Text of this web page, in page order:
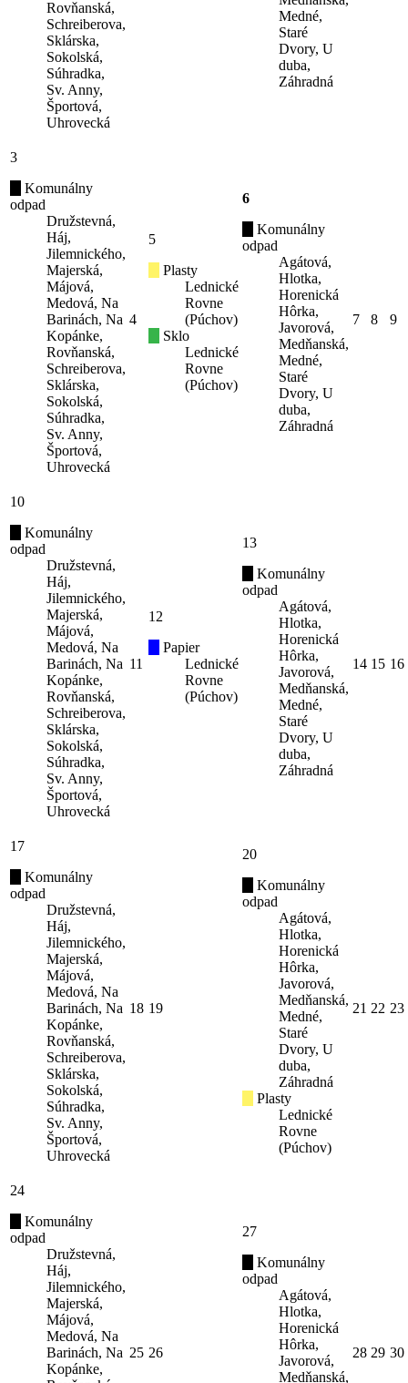
Rovňanská,
Schreiberova,
Sklárska,
Sokolská,
Súhradka,
Sv. Anny,
Športová,
Uhrovecká
Medné,
Staré
Dvory, U
duba,
Záhradná
3
Komunálny
odpad
Družstevná,
Háj,
Jilemnického,
Majerská,
Májová,
Medová, Na
Barinách, Na
Kopánke,
Rovňanská,
Schreiberova,
Sklárska,
Sokolská,
Súhradka,
Sv. Anny,
Športová,
Uhrovecká
4
5
Plasty
Lednické
Rovne
(Púchov)
Sklo
Lednické
Rovne
(Púchov)
6
Komunálny
odpad
Agátová,
Hlotka,
Horenická
Hôrka,
Javorová,
Medňanská,
Medné,
Staré
Dvory, U
duba,
Záhradná
7 8 9
10
Komunálny
odpad
Družstevná,
Háj,
Jilemnického,
Majerská,
Májová,
Medová, Na
Barinách, Na
Kopánke,
Rovňanská,
Schreiberova,
Sklárska,
Sokolská,
Súhradka,
Sv. Anny,
Športová,
Uhrovecká
11
12
Papier
Lednické
Rovne
(Púchov)
13
Komunálny
odpad
Agátová,
Hlotka,
Horenická
Hôrka,
Javorová,
Medňanská,
Medné,
Staré
Dvory, U
duba,
Záhradná
14 15 16
17
Komunálny
odpad
Družstevná,
Háj,
Jilemnického,
Majerská,
Májová,
Medová, Na
Barinách, Na
Kopánke,
Rovňanská,
Schreiberova,
Sklárska,
Sokolská,
Súhradka,
Sv. Anny,
Športová,
Uhrovecká
18 19
20
Komunálny
odpad
Agátová,
Hlotka,
Horenická
Hôrka,
Javorová,
Medňanská,
Medné,
Staré
Dvory, U
duba,
Záhradná
Plasty
Lednické
Rovne
(Púchov)
21 22 23
24
Komunálny
odpad
Družstevná,
Háj,
Jilemnického,
Majerská,
Májová,
Medová, Na
Barinách, Na
Kopánke,
25 26
27
Komunálny
odpad
Agátová,
Hlotka,
Horenická
Hôrka,
Javorová,
Medňanská,
28 29 30